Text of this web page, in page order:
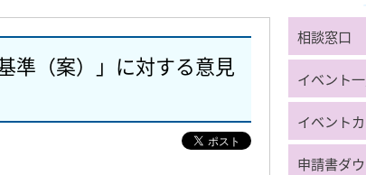
準（案）」に対する意見
相談窓口
イベント
イベント
申請書ダ